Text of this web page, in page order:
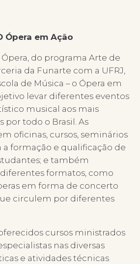
Ópera em Ação
do programa Arte de
da Funarte com a UFRJ,
de Música – o Ópera em
levar diferentes eventos
musical aos mais
por todo o Brasil. As
oficinas, cursos, seminários
a formação e qualificação de
e também
formatos, como
em forma de concerto
circulem por diferentes
cursos ministrados
nas diversas
e atividades técnicas